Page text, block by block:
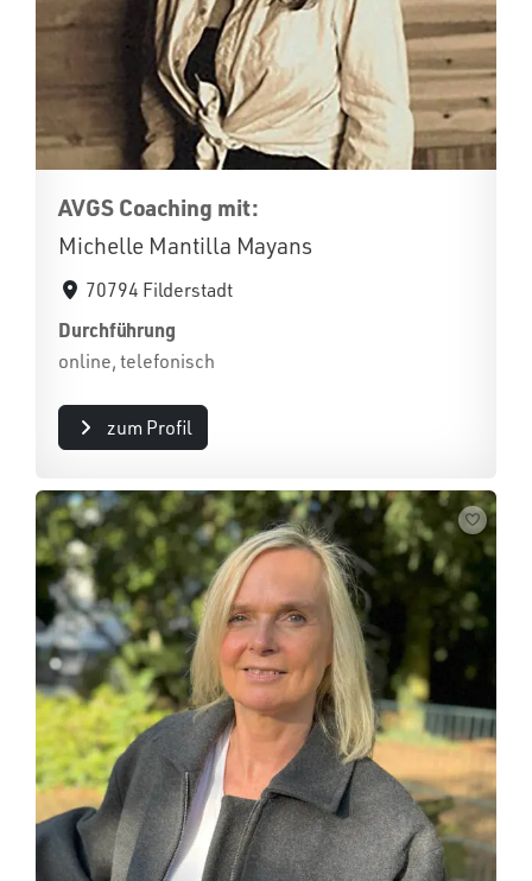
AVGS Coaching mit:
Michelle Mantilla Mayans
70794 Filderstadt
Durchführung
online, telefonisch
zum Profil